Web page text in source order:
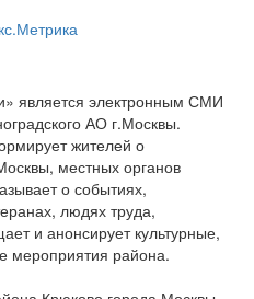
является электронным СМИ
АО г.Москвы.
жителей о
местных органов
о событиях,
людях труда,
и анонсирует культурные,
мероприятия района.